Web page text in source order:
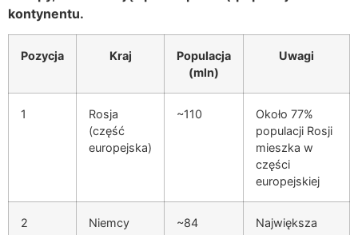
kontynentu.
Pozycja Kraj
Populacja
(mln)
Uwagi
1
Rosja
(część
europejska)
~110
Około 77%
populacji Rosji
mieszka w
części
europejskiej
2 Niemcy ~84
Największa